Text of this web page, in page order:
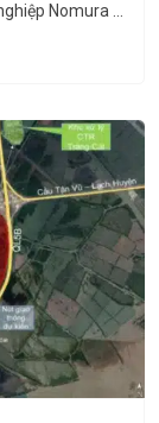
Nomura –
phần KCN